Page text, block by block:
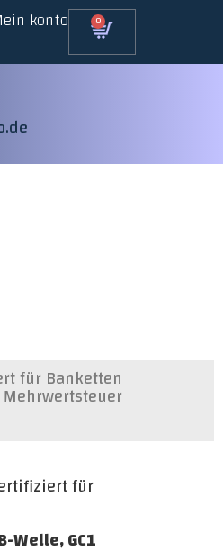
0
konto
für Banketten
für
Welle, GC1